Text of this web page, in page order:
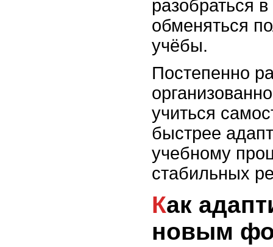
разобраться
обменяться
учёбы.
Постепенно
учиться
быстрее
учебному
стабильных
Как адаптироваться к
новым